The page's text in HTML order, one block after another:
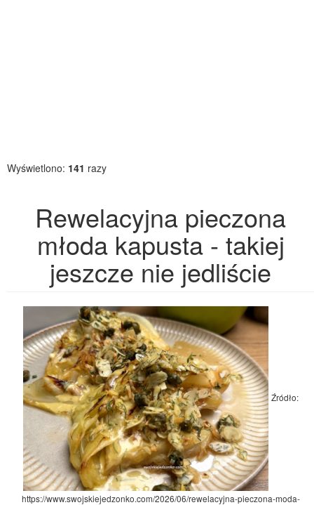
Wyświetlono: 141 razy
Rewelacyjna pieczona
młoda kapusta - takiej
jeszcze nie jedliście
Źródło:
https://www.swojskiejedzonko.com/2026/06/rewelacyjna-pieczona-moda-